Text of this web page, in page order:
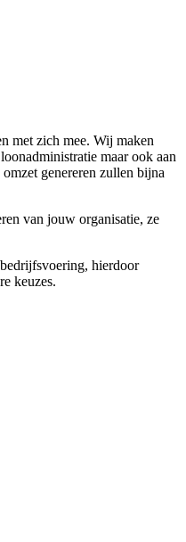
met zich mee. Wij maken
maar ook aan
genereren zullen bijna
van jouw organisatie, ze
hierdoor
keuzes.